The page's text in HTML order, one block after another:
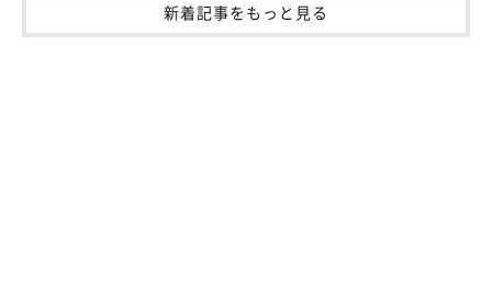
新着記事をもっと見る